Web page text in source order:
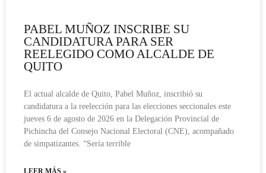
PABEL MUÑOZ INSCRIBE SU
CANDIDATURA PARA SER
REELEGIDO COMO ALCALDE DE
QUITO
El actual alcalde de Quito, Pabel Muñoz, inscribió su
candidatura a la reelección para las elecciones seccionales este
jueves 6 de agosto de 2026 en la Delegación Provincial de
Pichincha del Consejo Nacional Electoral (CNE), acompañado
de simpatizantes. “Sería terrible
LEER MÁS »